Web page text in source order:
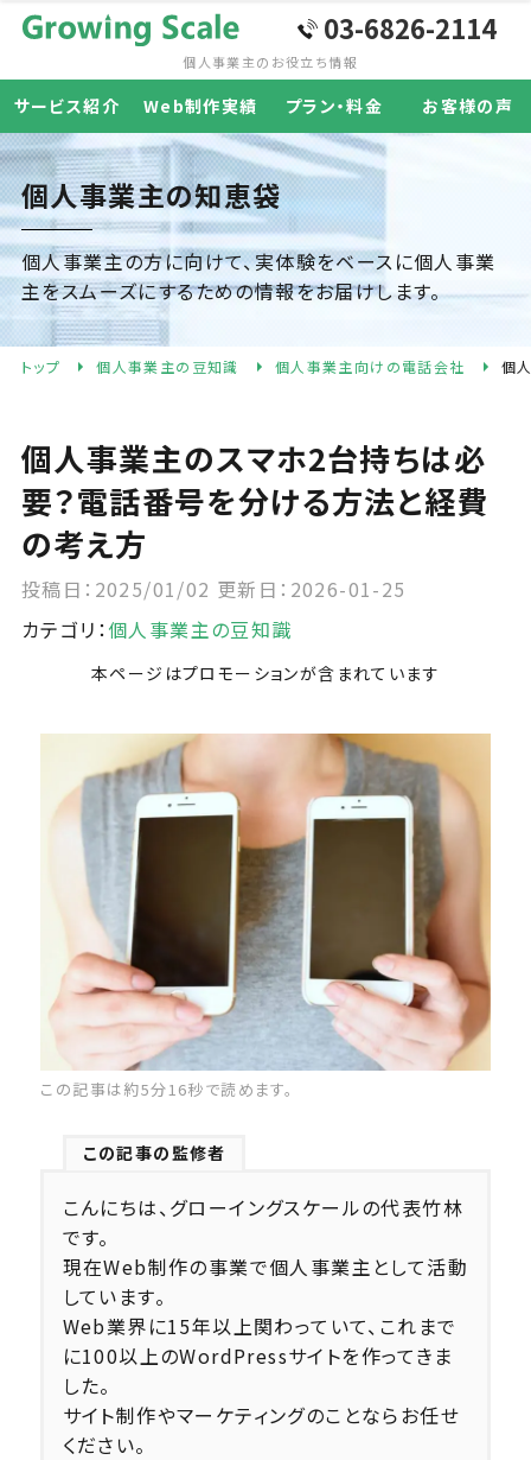
個人事業主の お役立ち情報
03-6826-2114
サービス紹介 Web制作実績 プラン・料金 お客様の声
個人事業主の知恵袋
個人事業主の方に向けて、実体験をベースに個人事業
主をスムーズにするための情報をお届けします。
トップ 個人事業主の豆知識 個人事業主向けの電話会社 個
個人事業主のスマホ2台持ちは必
要？電話番号を分ける方法と経費
の考え方
投稿日：2025/01/02 更新日：2026-01-25
カテゴリ：個人事業主の豆知識
本ページはプロモーションが含まれています
この記事は約5分16秒で読めます。
この記事の監修者
こんにちは、グローイングスケールの代表竹林
です。
現在Web制作の事業で個人事業主として活動
しています。
Web業界に15年以上関わっていて、これまで
に100以上のWordPressサイトを作ってきま
した。
サイト制作やマーケティングのことならお任せ
ください。